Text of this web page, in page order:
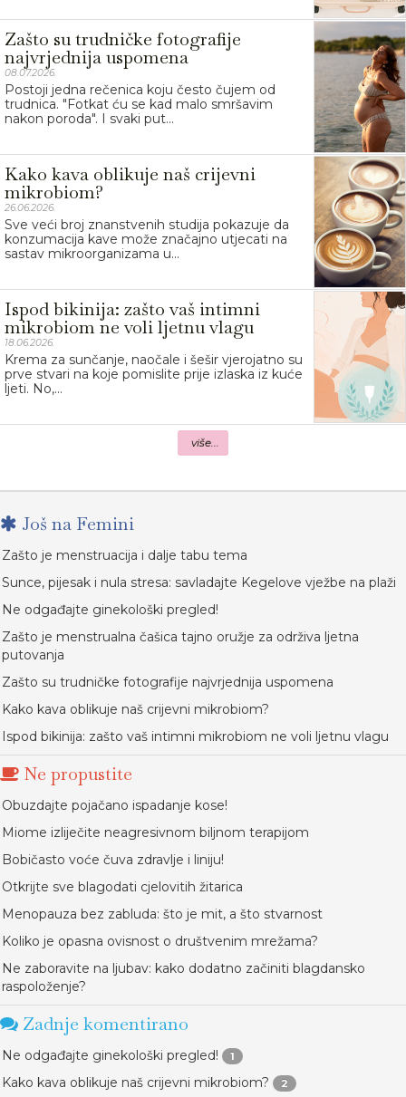
Zašto su trudničke fotografije
najvrjednija uspomena
08.07.2026.
Postoji jedna rečenica koju često čujem od
trudnica. "Fotkat ću se kad malo smršavim
nakon poroda". I svaki put...
Kako kava oblikuje naš crijevni
mikrobiom?
26.06.2026.
Sve veći broj znanstvenih studija pokazuje da
konzumacija kave može značajno utjecati na
sastav mikroorganizama u...
Ispod bikinija: zašto vaš intimni
mikrobiom ne voli ljetnu vlagu
18.06.2026.
Krema za sunčanje, naočale i šešir vjerojatno su
prve stvari na koje pomislite prije izlaska iz kuće
ljeti. No,...
više...
Još na Femini
Zašto je menstruacija i dalje tabu tema
Sunce, pijesak i nula stresa: savladajte Kegelove vježbe na plaži
Ne odgađajte ginekološki pregled!
Zašto je menstrualna čašica tajno oružje za održiva ljetna
putovanja
Zašto su trudničke fotografije najvrjednija uspomena
Kako kava oblikuje naš crijevni mikrobiom?
Ispod bikinija: zašto vaš intimni mikrobiom ne voli ljetnu vlagu
Ne propustite
Obuzdajte pojačano ispadanje kose!
Miome izliječite neagresivnom biljnom terapijom
Bobičasto voće čuva zdravlje i liniju!
Otkrijte sve blagodati cjelovitih žitarica
Menopauza bez zabluda: što je mit, a što stvarnost
Koliko je opasna ovisnost o društvenim mrežama?
Ne zaboravite na ljubav: kako dodatno začiniti blagdansko
raspoloženje?
Zadnje komentirano
Ne odgađajte ginekološki pregled! 1
Kako kava oblikuje naš crijevni mikrobiom? 2